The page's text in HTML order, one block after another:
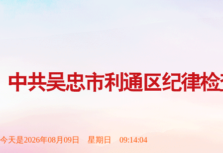
今天是2026年08月09日 星期日 09:14:05